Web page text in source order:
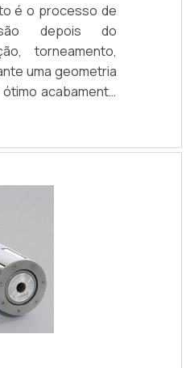
é o processo de
depois do
torneamento,
uma geometria
acabamento
a atenção
o
em brunidores
procedimento é
ser realizado em